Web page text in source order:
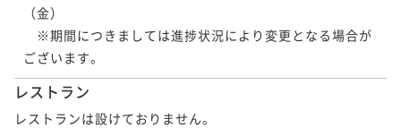
（金）
※期間につきましては進捗状況により変更となる場合が
ございます。
レストラン
レストランは設けておりません。